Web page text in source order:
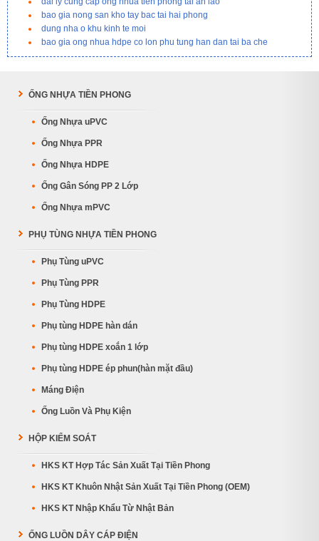
bao gia nong san kho tay bac tai hai phong
dung nha o khu kinh te moi
bao gia ong nhua hdpe co lon phu tung han dan tai ba che
ỐNG NHỰA TIỀN PHONG
Ống Nhựa uPVC
Ống Nhựa PPR
Ống Nhựa HDPE
Ống Gân Sóng PP 2 Lớp
Ống Nhựa mPVC
PHỤ TÙNG NHỰA TIỀN PHONG
Phụ Tùng uPVC
Phụ Tùng PPR
Phụ Tùng HDPE
Phụ tùng HDPE hàn dán
Phụ tùng HDPE xoắn 1 lớp
Phụ tùng HDPE ép phun(hàn mặt đầu)
Máng Điện
Ống Luồn Và Phụ Kiện
HỘP KIỂM SOÁT
HKS KT Hợp Tác Sản Xuất Tại Tiền Phong
HKS KT Khuôn Nhật Sản Xuất Tại Tiền Phong (OEM)
HKS KT Nhập Khẩu Từ Nhật Bản
ỐNG LUỒN DÂY CÁP ĐIỆN